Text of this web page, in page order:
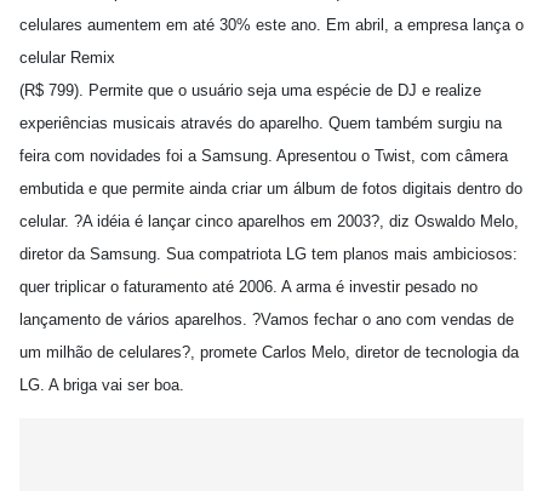
celulares aumentem em até 30% este ano. Em abril, a empresa lança o
celular Remix
(R$ 799). Permite que o usuário seja uma espécie de DJ e realize
experiências musicais através do aparelho. Quem também surgiu na
feira com novidades foi a Samsung. Apresentou o Twist, com câmera
embutida e que permite ainda criar um álbum de fotos digitais dentro do
celular. ?A idéia é lançar cinco aparelhos em 2003?, diz Oswaldo Melo,
diretor da Samsung. Sua compatriota LG tem planos mais ambiciosos:
quer triplicar o faturamento até 2006. A arma é investir pesado no
lançamento de vários aparelhos. ?Vamos fechar o ano com vendas de
um milhão de celulares?, promete Carlos Melo, diretor de tecnologia da
LG. A briga vai ser boa.